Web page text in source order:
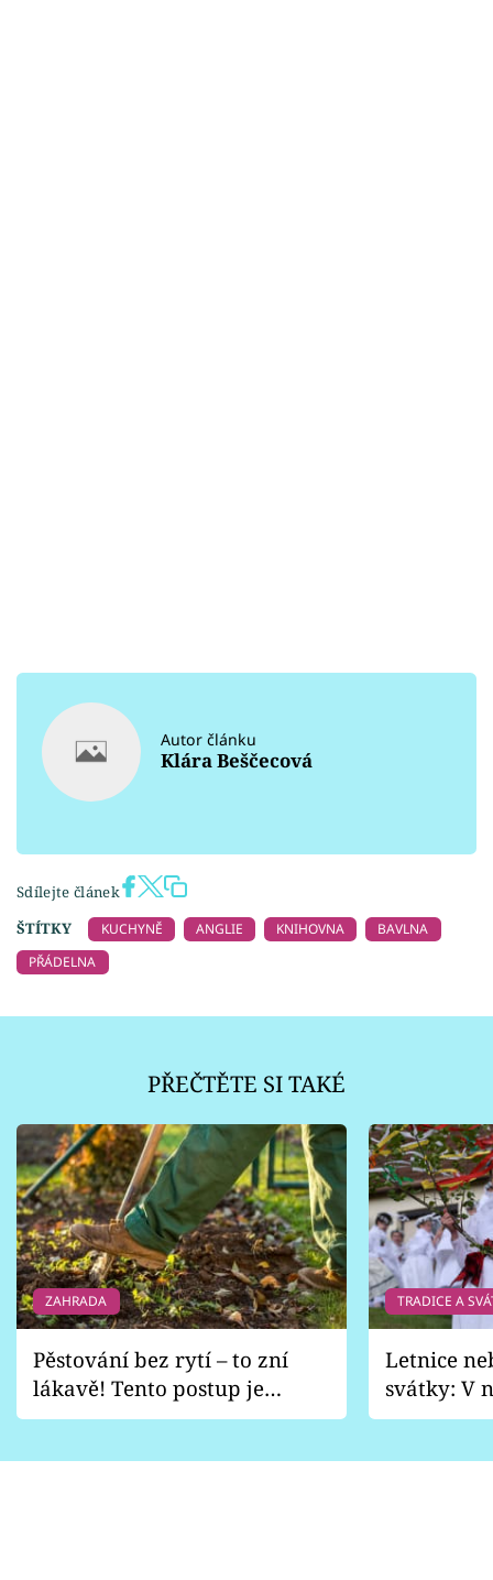
Autor článku
Klára Beščecová
Sdílejte článek
ŠTÍTKY
KUCHYNĚ ANGLIE KNIHOVNA
BAVLNA
PŘÁDELNA
PŘEČTĚTE SI TAKÉ
ZAHRADA
Pěstování bez rytí – to zní
lákavě! Tento postup je
vhodný jen pro některé
TRADICE A
Letnice
svátky: V
pondělí